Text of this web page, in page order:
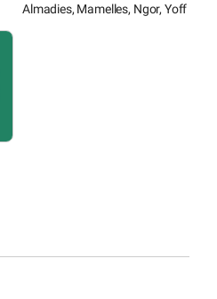
Almadies, Mamelles, Ngor, Yoff